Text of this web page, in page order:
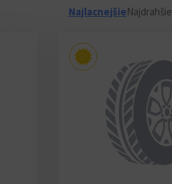
NajlacnejšieNajdrahšie